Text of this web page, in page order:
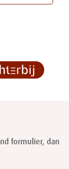
formulier, dan